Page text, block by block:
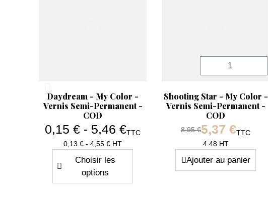
Aperçu rapide
Daydream - My Color -
Vernis Semi-Permanent -
COD
Prix
0,15 € - 5,46 €TTC
0,13 € - 4,55 € HT
Choisir les
options
 Aperçu rapide
Shooting Star - My Color -
Vernis Semi-Permanent -
COD
Prix de base
8,95 €
Prix
5,37 €TTC
4.48 HT
Quantité
Ajouter au panier